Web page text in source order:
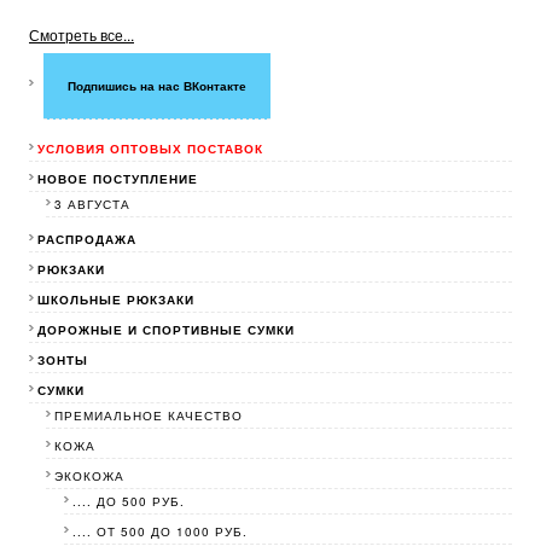
Смотреть все...
Подпишись на нас ВКонтакте
УСЛОВИЯ ОПТОВЫХ ПОСТАВОК
НОВОЕ ПОСТУПЛЕНИЕ
3 АВГУСТА
РАСПРОДАЖА
РЮКЗАКИ
ШКОЛЬНЫЕ РЮКЗАКИ
ДОРОЖНЫЕ И СПОРТИВНЫЕ СУМКИ
ЗОНТЫ
СУМКИ
ПРЕМИАЛЬНОЕ КАЧЕСТВО
КОЖА
ЭКОКОЖА
.... ДО 500 РУБ.
.... ОТ 500 ДО 1000 РУБ.